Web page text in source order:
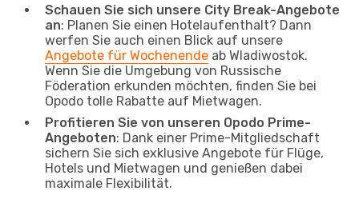
Schauen Sie sich unsere City Break-Angebote
an: Planen Sie einen Hotelaufenthalt? Dann
werfen Sie auch einen Blick auf unsere
Angebote für Wochenende ab Wladiwostok.
Wenn Sie die Umgebung von Russische
Föderation erkunden möchten, finden Sie bei
Opodo tolle Rabatte auf Mietwagen.
Profitieren Sie von unseren Opodo Prime-
Angeboten: Dank einer Prime-Mitgliedschaft
sichern Sie sich exklusive Angebote für Flüge,
Hotels und Mietwagen und genießen dabei
maximale Flexibilität.